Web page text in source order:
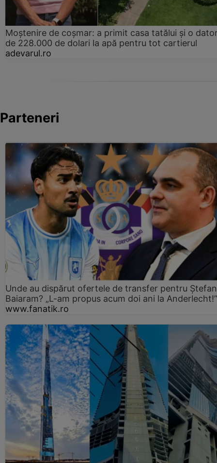
Moștenire de coșmar: a primit casa tatălui și o
de 228.000 de dolari la apă pentru tot cartierul
adevarul.ro
Parteneri
Unde au dispărut ofertele de transfer pentru Ștefan
Baiaram? „L-am propus acum doi ani la Anderlecht!”
www.fanatik.ro